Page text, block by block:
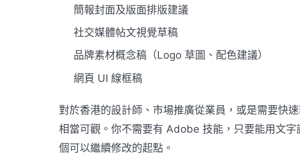
簡報封面及版面排版建議
社交媒體帖文視覺草稿
品牌素材概念稿（Logo 草圖、配色建議）
網頁 UI 線框稿
對於香港的設計師、市場推廣從業員，或是需要快
相當可觀。你不需要有 Adobe 技能，只要能用文
個可以繼續修改的起點。